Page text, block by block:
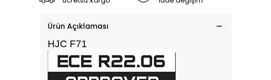
Ürün Açıklaması
HJC F71